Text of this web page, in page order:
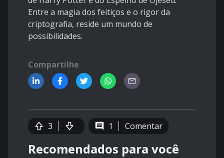
Entre a magia dos feitiços e o rigor da
criptografia, reside um mundo de
possibilidades.
Compartilhe
3 1 Comentar
Recomendados para você